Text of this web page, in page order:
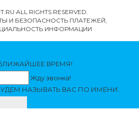
ALL RIGHTS RESERVED.
И БЕЗОПАСНОСТЬ ПЛАТЕЖЕЙ,
ИНФОРМАЦИИ
ВРЕМЯ!
Жду звонка!
НАЗЫВАТЬ ВАС ПО ИМЕНИ.